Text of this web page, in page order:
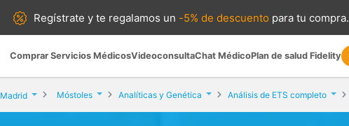
Regístrate yte regalamos un -5% de descuento para tu compra.
Comprar Servicios MédicosVideoconsultaChat MédicoPlan de salud Fidelity
Madrid Móstoles Analíticas y Genética Análisis de ETS completo